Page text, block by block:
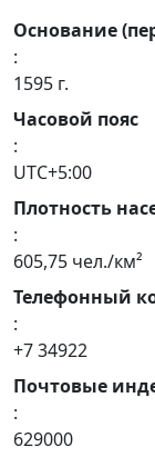
Основание
:
1595 г.
Часовой пояс
:
UTC+5:00
Плотность
:
605,75 чел./км²
Телефонный
:
+7 34922
Почтовые
:
629000